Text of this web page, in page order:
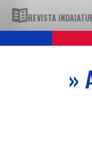
REVISTA
»